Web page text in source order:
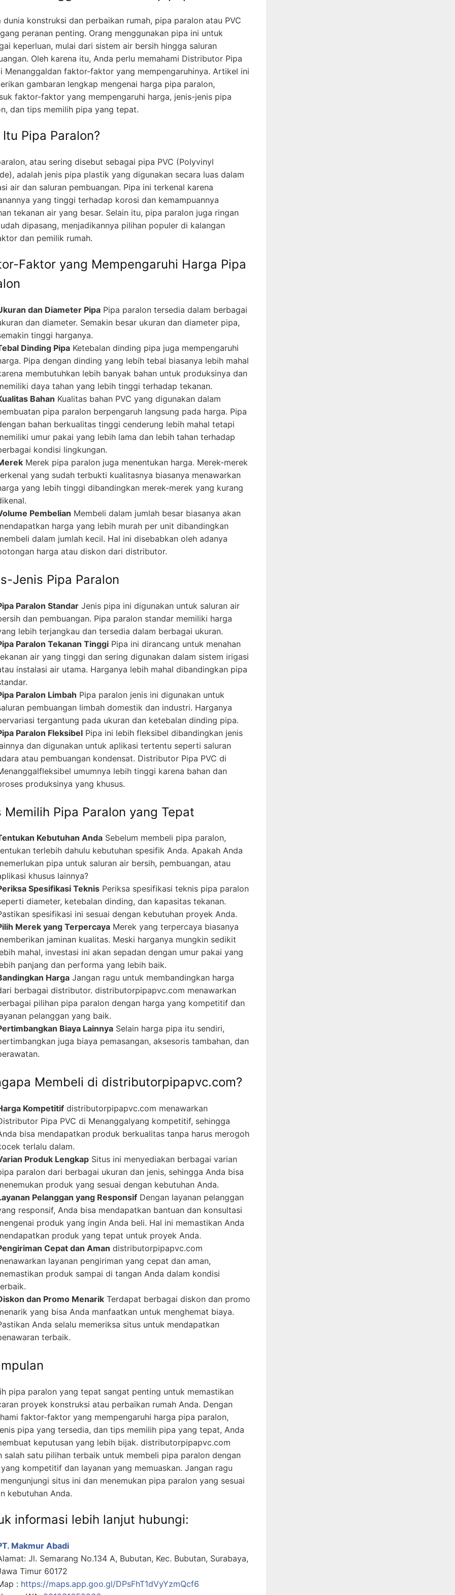
dunia konstruksi dan perbaikan rumah, pipa paralon atau PVC
peranan penting. Orang menggunakan pipa ini untuk
keperluan, mulai dari sistem air bersih hingga saluran
Oleh karena itu, Anda perlu memahami Distributor Pipa
Menanggaldan faktor-faktor yang mempengaruhinya. Artikel ini
gambaran lengkap mengenai harga pipa paralon,
faktor-faktor yang mempengaruhi harga, jenis-jenis pipa
dan tips memilih pipa yang tepat.
Pipa Paralon?
atau sering disebut sebagai pipa PVC (Polyvinyl
adalah jenis pipa plastik yang digunakan secara luas dalam
air dan saluran pembuangan. Pipa ini terkenal karena
yang tinggi terhadap korosi dan kemampuannya
tekanan air yang besar. Selain itu, pipa paralon juga ringan
dipasang, menjadikannya pilihan populer di kalangan
dan pemilik rumah.
Faktor yang Mempengaruhi Harga Pipa
dan Diameter Pipa Pipa paralon tersedia dalam berbagai
dan diameter. Semakin besar ukuran dan diameter pipa,
tinggi harganya.
Dinding Pipa Ketebalan dinding pipa juga mempengaruhi
Pipa dengan dinding yang lebih tebal biasanya lebih mahal
membutuhkan lebih banyak bahan untuk produksinya dan
daya tahan yang lebih tinggi terhadap tekanan.
Bahan Kualitas bahan PVC yang digunakan dalam
pipa paralon berpengaruh langsung pada harga. Pipa
bahan berkualitas tinggi cenderung lebih mahal tetapi
umur pakai yang lebih lama dan lebih tahan terhadap
kondisi lingkungan.
Merek pipa paralon juga menentukan harga. Merek-merek
yang sudah terbukti kualitasnya biasanya menawarkan
yang lebih tinggi dibandingkan merek-merek yang kurang
Pembelian Membeli dalam jumlah besar biasanya akan
harga yang lebih murah per unit dibandingkan
dalam jumlah kecil. Hal ini disebabkan oleh adanya
harga atau diskon dari distributor.
Jenis Pipa Paralon
Paralon Standar Jenis pipa ini digunakan untuk saluran air
dan pembuangan. Pipa paralon standar memiliki harga
lebih terjangkau dan tersedia dalam berbagai ukuran.
Paralon Tekanan Tinggi Pipa ini dirancang untuk menahan
air yang tinggi dan sering digunakan dalam sistem irigasi
instalasi air utama. Harganya lebih mahal dibandingkan pipa
Paralon Limbah Pipa paralon jenis ini digunakan untuk
pembuangan limbah domestik dan industri. Harganya
tergantung pada ukuran dan ketebalan dinding pipa.
Paralon Fleksibel Pipa ini lebih fleksibel dibandingkan jenis
dan digunakan untuk aplikasi tertentu seperti saluran
atau pembuangan kondensat. Distributor Pipa PVC di
umumnya lebih tinggi karena bahan dan
produksinya yang khusus.
Memilih Pipa Paralon yang Tepat
Kebutuhan Anda Sebelum membeli pipa paralon,
terlebih dahulu kebutuhan spesifik Anda. Apakah Anda
pipa untuk saluran air bersih, pembuangan, atau
khusus lainnya?
Spesifikasi Teknis Periksa spesifikasi teknis pipa paralon
diameter, ketebalan dinding, dan kapasitas tekanan.
spesifikasi ini sesuai dengan kebutuhan proyek Anda.
Merek yang Terpercaya Merek yang terpercaya biasanya
jaminan kualitas. Meski harganya mungkin sedikit
mahal, investasi ini akan sepadan dengan umur pakai yang
panjang dan performa yang lebih baik.
Harga Jangan ragu untuk membandingkan harga
berbagai distributor. distributorpipapvc.com menawarkan
pilihan pipa paralon dengan harga yang kompetitif dan
pelanggan yang baik.
Biaya Lainnya Selain harga pipa itu sendiri,
juga biaya pemasangan, aksesoris tambahan, dan
Membeli di distributorpipapvc.com?
Kompetitif distributorpipapvc.com menawarkan
Pipa PVC di Menanggalyang kompetitif, sehingga
bisa mendapatkan produk berkualitas tanpa harus merogoh
terlalu dalam.
Produk Lengkap Situs ini menyediakan berbagai varian
paralon dari berbagai ukuran dan jenis, sehingga Anda bisa
produk yang sesuai dengan kebutuhan Anda.
Pelanggan yang Responsif Dengan layanan pelanggan
responsif, Anda bisa mendapatkan bantuan dan konsultasi
produk yang ingin Anda beli. Hal ini memastikan Anda
produk yang tepat untuk proyek Anda.
Cepat dan Aman distributorpipapvc.com
layanan pengiriman yang cepat dan aman,
produk sampai di tangan Anda dalam kondisi
dan Promo Menarik Terdapat berbagai diskon dan promo
yang bisa Anda manfaatkan untuk menghemat biaya.
Anda selalu memeriksa situs untuk mendapatkan
terbaik.
pipa paralon yang tepat sangat penting untuk memastikan
proyek konstruksi atau perbaikan rumah Anda. Dengan
faktor-faktor yang mempengaruhi harga pipa paralon,
pipa yang tersedia, dan tips memilih pipa yang tepat, Anda
keputusan yang lebih bijak. distributorpipapvc.com
salah satu pilihan terbaik untuk membeli pipa paralon dengan
kompetitif dan layanan yang memuaskan. Jangan ragu
situs ini dan menemukan pipa paralon yang sesuai
kebutuhan Anda.
informasi lebih lanjut hubungi:
Makmur Abadi
Jl. Semarang No.134 A, Bubutan, Kec. Bubutan, Surabaya,
Timur 60172
: https://maps.app.goo.gl/DPsFhT1dVyYzmQcf6